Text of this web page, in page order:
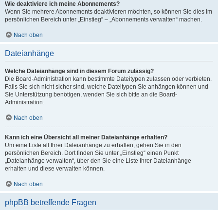
Wie deaktiviere ich meine Abonnements?
Wenn Sie mehrere Abonnements deaktivieren möchten, so können Sie dies im
persönlichen Bereich unter „Einstieg“ – „Abonnements verwalten“ machen.
Nach oben
Dateianhänge
Welche Dateianhänge sind in diesem Forum zulässig?
Die Board-Administration kann bestimmte Dateitypen zulassen oder verbieten.
Falls Sie sich nicht sicher sind, welche Dateitypen Sie anhängen können und
Sie Unterstützung benötigen, wenden Sie sich bitte an die Board-
Administration.
Nach oben
Kann ich eine Übersicht all meiner Dateianhänge erhalten?
Um eine Liste all Ihrer Dateianhänge zu erhalten, gehen Sie in den
persönlichen Bereich. Dort finden Sie unter „Einstieg“ einen Punkt
„Dateianhänge verwalten“, über den Sie eine Liste Ihrer Dateianhänge
erhalten und diese verwalten können.
Nach oben
phpBB betreffende Fragen